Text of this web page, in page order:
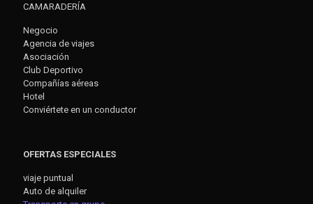
CAMARADERÍA
Negocio
Agencia de viajes
Asociación
Club Deportivo
Compañías aéreas
Hotel
Conviértete en un conductor
OFERTAS ESPECIALES
viaje puntual
Auto de alquiler